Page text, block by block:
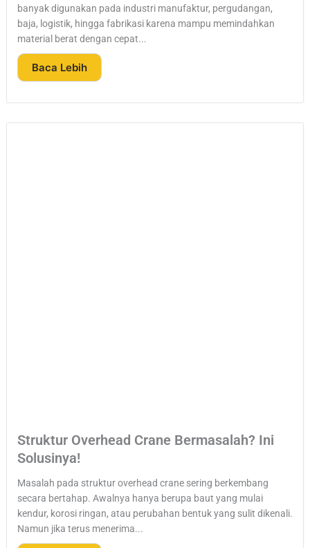
banyak digunakan pada industri manufaktur, pergudangan,
baja, logistik, hingga fabrikasi karena mampu memindahkan
material berat dengan cepat...
Baca Lebih
Struktur Overhead Crane Bermasalah? Ini
Solusinya!
Masalah pada struktur overhead crane sering berkembang
secara bertahap. Awalnya hanya berupa baut yang mulai
kendur, korosi ringan, atau perubahan bentuk yang sulit dikenali.
Namun jika terus menerima...